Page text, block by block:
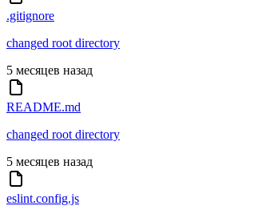
.gitignore
changed root directory
5 месяцев назад
README.md
changed root directory
5 месяцев назад
eslint.config.js